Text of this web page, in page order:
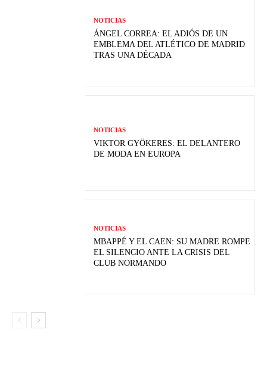
NOTICIAS
ÁNGEL CORREA: EL ADIÓS DE UN
EMBLEMA DEL ATLÉTICO DE MADRID
TRAS UNA DÉCADA
NOTICIAS
VIKTOR GYÖKERES: EL DELANTERO
DE MODA EN EUROPA
NOTICIAS
MBAPPÉ Y EL CAEN: SU MADRE ROMPE
EL SILENCIO ANTE LA CRISIS DEL
CLUB NORMANDO